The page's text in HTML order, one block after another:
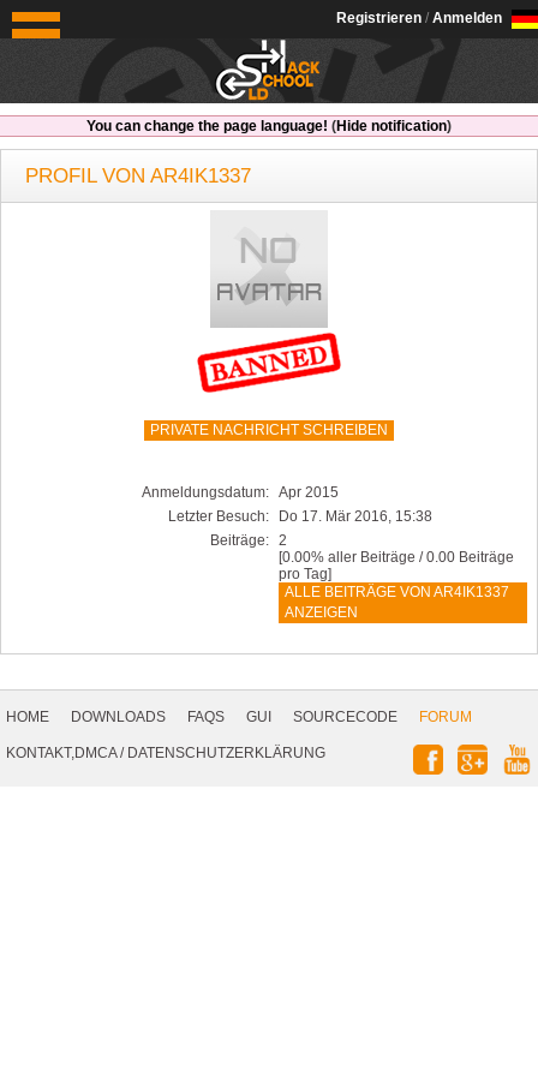
OldSchoolHack
Registrieren / Anmelden
You can change the page language! (Hide notification)
PROFIL VON AR4IK1337
PRIVATE NACHRICHT SCHREIBEN
Anmeldungsdatum: Apr 2015
Letzter Besuch:
Do 17. Mär 2016, 15:38
Beiträge: 2
[0.00% aller Beiträge / 0.00 Beiträge
pro Tag]
ALLE BEITRÄGE VON AR4IK1337
ANZEIGEN
Navigation
HOME DOWNLOADS FAQS GUI SOURCECODE
FORUM
KONTAKT,DMCA/ DATENSCHUTZERKLÄRUNG